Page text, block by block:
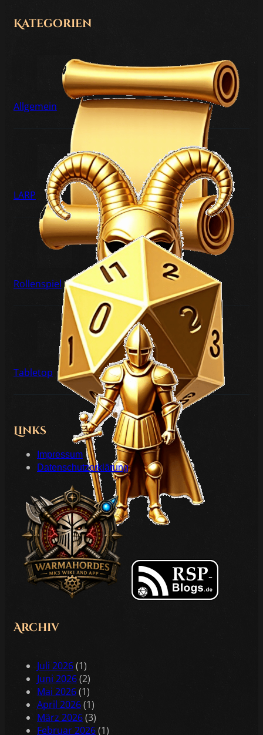
Kategorien
Allgemein
LARP
Rollenspiel
Tabletop
Links
Impressum
Datenschutzerklärung
Archiv
Juli 2026(1)
Juni 2026(2)
Mai 2026(1)
April 2026(1)
März 2026(3)
Februar 2026(1)